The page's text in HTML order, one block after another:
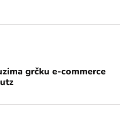
grčku e-commerce